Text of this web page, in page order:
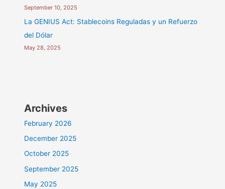
September 10, 2025
La GENIUS Act: Stablecoins Reguladas y un Refuerzo
del Dólar
May 28, 2025
Archives
February 2026
December 2025
October 2025
September 2025
May 2025